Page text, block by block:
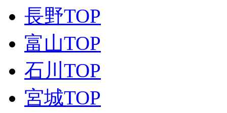
長野TOP
富山TOP
石川TOP
宮城TOP